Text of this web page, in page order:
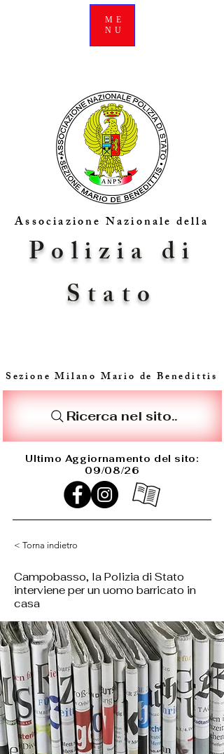
ME
NU
Associazione Nazionale della
Sezione Milano Mario de Benedittis
Ricerca nel sito..
Polizia di
Stato
Ultimo Aggiornamento del sito:
09/08/26
< Torna indietro
Campobasso, la Polizia di Stato
interviene per un uomo barricato in
casa